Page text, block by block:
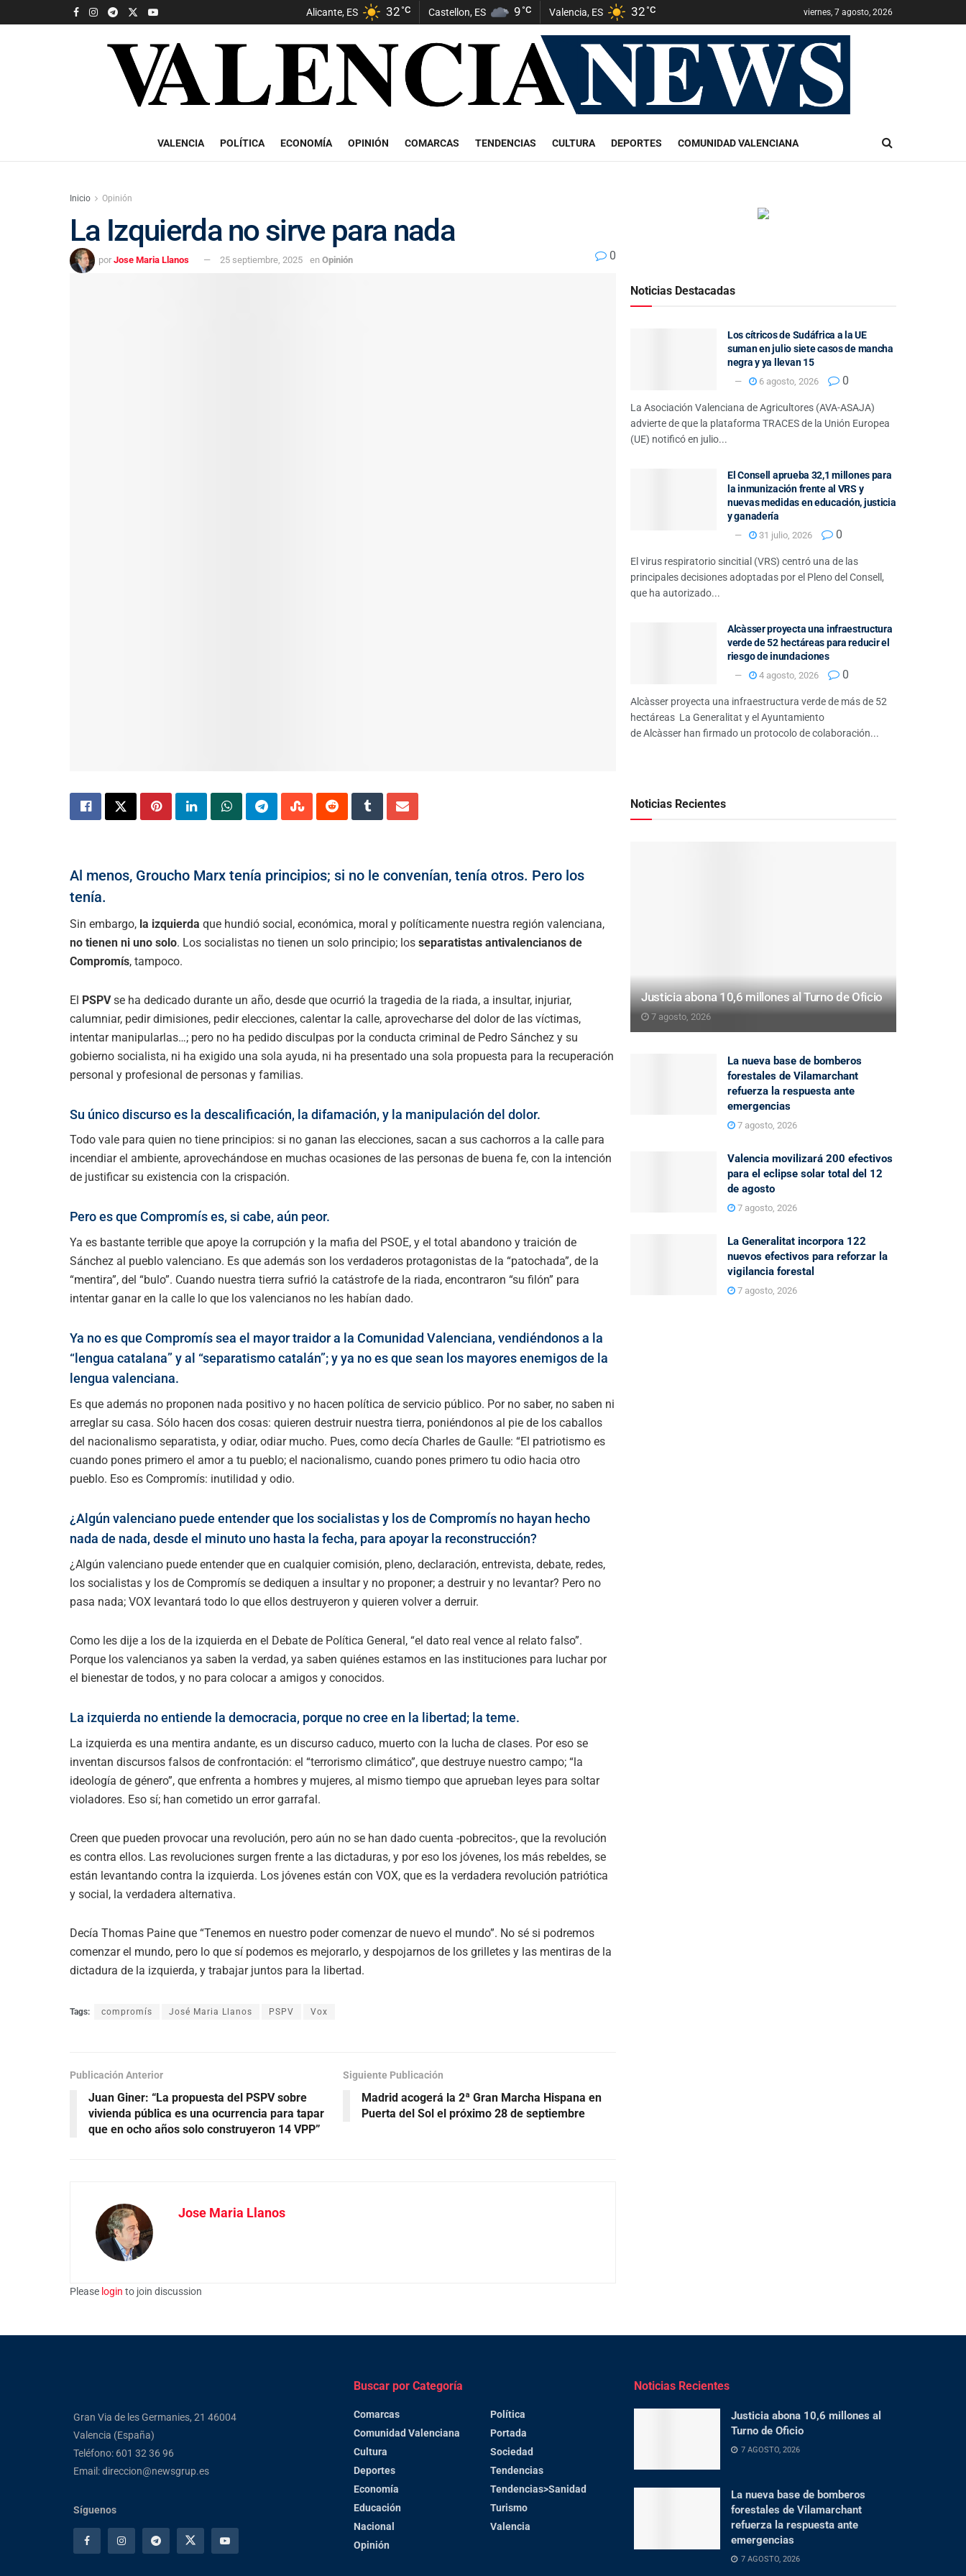
Alicante, ES 32°C Castellon, ES 9°C Valencia, ES 32°C viernes, 7 agosto, 2026
VALENCIA POLÍTICA ECONOMÍA OPINIÓN COMARCAS TENDENCIAS CULTURA DEPORTES COMUNIDAD VALENCIANA
Inicio Opinión
La Izquierda no sirve para nada
por Jose Maria Llanos 25 septiembre, 2025 en Opinión 0
Al menos, Groucho Marx tenía principios; si no le convenían, tenía otros. Pero los
tenía.
Sin embargo, la izquierda que hundió social, económica, moral y políticamente nuestra región valenciana,
no tienen ni uno solo. Los socialistas no tienen un solo principio; los separatistas antivalencianos de
Compromís, tampoco.
El PSPVse ha dedicado durante un año, desde que ocurrió la tragedia de la riada, a insultar, injuriar,
calumniar, pedir dimisiones, pedir elecciones, calentar la calle, aprovecharse del dolor de las víctimas,
intentar manipularlas…; pero no ha pedido disculpas por la conducta criminal de Pedro Sánchez y su
gobierno socialista, ni ha exigido una sola ayuda, ni ha presentado una sola propuesta para la recuperación
personal y profesional de personas y familias.
Su único discurso es la descalificación, la difamación, y la manipulación del dolor.
Todo vale para quien no tiene principios: si no ganan las elecciones, sacan a sus cachorros a la calle para
incendiar el ambiente, aprovechándose en muchas ocasiones de las personas de buena fe, con la intención
de justificar su existencia con la crispación.
Pero es que Compromís es, si cabe, aún peor.
Ya es bastante terrible que apoye la corrupción y la mafia del PSOE, y el total abandono y traición de
Sánchez al pueblo valenciano. Es que además son los verdaderos protagonistas de la “patochada”, de la
“mentira”, del “bulo”. Cuando nuestra tierra sufrió la catástrofe de la riada, encontraron “su filón” para
intentar ganar en la calle lo que los valencianos no les habían dado.
Ya no es que Compromís sea el mayor traidor a la Comunidad Valenciana, vendiéndonos a la
“lengua catalana” y al “separatismo catalán”; y ya no es que sean los mayores enemigos de la
lengua valenciana.
Es que además no proponen nada positivo y no hacen política de servicio público. Por no saber, no saben ni
arreglar su casa. Sólo hacen dos cosas: quieren destruir nuestra tierra, poniéndonos al pie de los caballos
del nacionalismo separatista, y odiar, odiar mucho. Pues, como decía Charles de Gaulle: “El patriotismo es
cuando pones primero el amor a tu pueblo; el nacionalismo, cuando pones primero tu odio hacia otro
pueblo. Eso es Compromís: inutilidad y odio.
¿Algún valenciano puede entender que los socialistas y los de Compromís no hayan hecho
nada de nada, desde el minuto uno hasta la fecha, para apoyar la reconstrucción?
¿Algún valenciano puede entender que en cualquier comisión, pleno, declaración, entrevista, debate, redes,
los socialistas y los de Compromís se dediquen a insultar y no proponer; a destruir y no levantar? Pero no
pasa nada; VOX levantará todo lo que ellos destruyeron y quieren volver a derruir.
Como les dije a los de la izquierda en el Debate de Política General, “el dato real vence al relato falso”.
Porque los valencianos ya saben la verdad, ya saben quiénes estamos en las instituciones para luchar por
el bienestar de todos, y no para colocar a amigos y conocidos.
La izquierda no entiende la democracia, porque no cree en la libertad; la teme.
La izquierda es una mentira andante, es un discurso caduco, muerto con la lucha de clases. Por eso se
inventan discursos falsos de confrontación: el “terrorismo climático”, que destruye nuestro campo; “la
ideología de género”, que enfrenta a hombres y mujeres, al mismo tiempo que aprueban leyes para soltar
violadores. Eso sí; han cometido un error garrafal.
Creen que pueden provocar una revolución, pero aún no se han dado cuenta -pobrecitos-, que la revolución
es contra ellos. Las revoluciones surgen frente a las dictaduras, y por eso los jóvenes, los más rebeldes, se
están levantando contra la izquierda. Los jóvenes están con VOX, que es la verdadera revolución patriótica
y social, la verdadera alternativa.
Decía Thomas Paine que “Tenemos en nuestro poder comenzar de nuevo el mundo”. No sé si podremos
comenzar el mundo, pero lo que sí podemos es mejorarlo, y despojarnos de los grilletes y las mentiras de la
dictadura de la izquierda, y trabajar juntos para la libertad.
Tags: compromís José Maria Llanos PSPV Vox
Publicación Anterior
Juan Giner: “La propuesta del PSPV sobre
vivienda pública es una ocurrencia para tapar
que en ocho años solo construyeron 14 VPP”
Siguiente Publicación
Madrid acogerá la 2ª Gran Marcha Hispana en
Puerta del Sol el próximo 28 de septiembre
Jose Maria Llanos
Please login to join discussion
Noticias Destacadas
Los cítricos de Sudáfrica a la UE
suman en julio siete casos de mancha
negra y ya llevan 15
6 agosto, 2026 0
La Asociación Valenciana de Agricultores (AVA-ASAJA)
advierte de que la plataforma TRACES de la Unión Europea
(UE) notificó en julio...
El Consell aprueba 32,1 millones para
la inmunización frente al VRS y
nuevas medidas en educación, justicia
y ganadería
31 julio, 2026 0
El virus respiratorio sincitial (VRS) centró una de las
principales decisiones adoptadas por el Pleno del Consell,
que ha autorizado...
Alcàsser proyecta una infraestructura
verde de 52 hectáreas para reducir el
riesgo de inundaciones
4 agosto, 2026 0
Alcàsser proyecta una infraestructura verde de más de 52
hectáreas La Generalitat y el Ayuntamiento
de Alcàsser han firmado un protocolo de colaboración...
Noticias Recientes
Justicia abona 10,6 millones al Turno de Oficio
7 agosto, 2026
La nueva base de bomberos
forestales de Vilamarchant
refuerza la respuesta ante
emergencias
7 agosto, 2026
Valencia movilizará 200 efectivos
para el eclipse solar total del 12
de agosto
7 agosto, 2026
La Generalitat incorpora 122
nuevos efectivos para reforzar la
vigilancia forestal
7 agosto, 2026
Gran Via de les Germanies, 21 46004
Valencia (España)
Teléfono: 601 32 36 96
Email: direccion@newsgrup.es
Síguenos
Buscar por Categoría
Comarcas
Comunidad Valenciana
Cultura
Deportes
Economía
Educación
Nacional
Opinión
Política
Portada
Sociedad
Tendencias
Tendencias>Sanidad
Turismo
Valencia
Noticias Recientes
Justicia abona 10,6 millones al
Turno de Oficio
7 AGOSTO, 2026
La nueva base de bomberos
forestales de Vilamarchant
refuerza la respuesta ante
emergencias
7 AGOSTO, 2026